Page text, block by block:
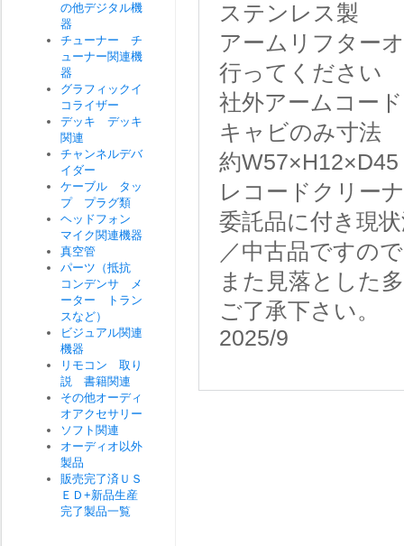
ステンレス製
アームリフター
行ってください
社外アームコード
キャビのみ寸法
約W57×H12×D45
レコードクリー
委託品に付き現
／中古品ですの
また見落とした
ご了承下さい。
2025/9
の他デジタル機
器
チューナー チ
ューナー関連機
器
グラフィックイ
コライザー
デッキ デッキ
関連
チャンネルデバ
イダー
ケーブル タッ
プ プラグ類
ヘッドフォン
マイク関連機器
真空管
パーツ（抵抗
コンデンサ メ
ーター トラン
スなど）
ビジュアル関連
機器
リモコン 取り
説 書籍関連
その他オーディ
オアクセサリー
ソフト関連
オーディオ以外
製品
販売完了済ＵＳ
ＥＤ+新品生産
完了製品一覧